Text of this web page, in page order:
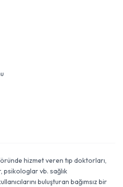
hizmet veren tıp doktorları,
vb. sağlık
buluşturan bağımsız bir